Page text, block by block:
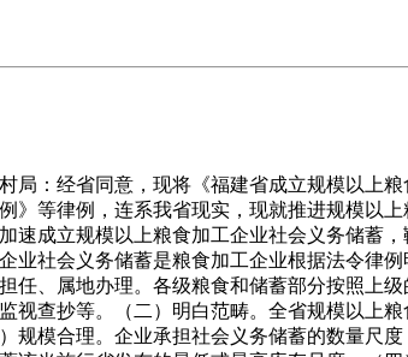
：经省同意，现将《福建省成立规模以上
等律例，连系我省现实，现就推进规模以
成立规模以上粮食加工企业社会义务储蓄，
社会义务储蓄是粮食加工企业根据法令律
、属地办理。各级粮食和储蓄部分按照上
查抄等。（二）明白范畴。全省规模以上
模合理。企业承担社会义务储蓄的数量尺